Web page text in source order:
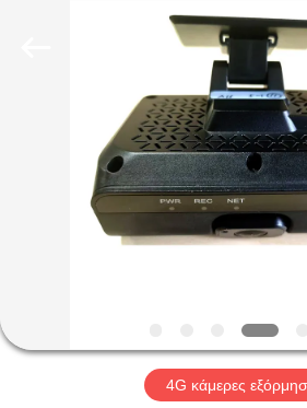
ΠΡΟΪΌΝΤΑ
ΕΚΠΟΜΠΉ
VR
4G κάμερες